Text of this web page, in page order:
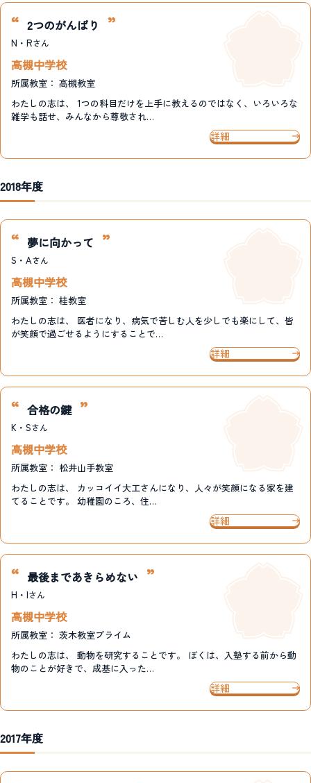
2つのがんばり
N・Rさん
高槻中学校
所属教室： 高槻教室
わたしの志は、 1つの科目だけを上手に教えるのではなく、いろいろな
雑学も話せ、みんなから尊敬され…
詳細
2018年度
夢に向かって
S・Aさん
高槻中学校
所属教室： 桂教室
わたしの志は、 医者になり、病気で苦しむ人を少しでも楽にして、皆
が笑顔で過ごせるようにすることで…
詳細
合格の鍵
K・Sさん
高槻中学校
所属教室： 松井山手教室
わたしの志は、 カッコイイ大工さんになり、人々が笑顔になる家を建
てることです。 幼稚園のころ、住…
詳細
最後まであきらめない
H・Iさん
高槻中学校
所属教室： 茨木教室プライム
わたしの志は、 動物を研究することです。 ぼくは、入塾する前から動
物のことが好きで、成基に入った…
詳細
2017年度